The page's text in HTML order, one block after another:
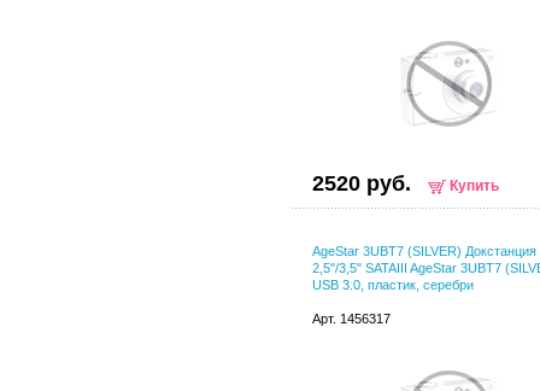
2520 руб. Купить
AgeStar 3UBT7 (SILVER) Докстанция
2,5"/3,5" SATAIII AgeStar 3UBT7
USB 3.0, пластик, серебри
Арт. 1456317